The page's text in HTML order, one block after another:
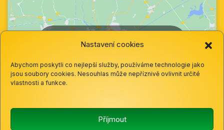
Nastavení cookies
Abychom poskytli co nejlepší služby, používáme technologie jako
jsou soubory cookies. Nesouhlas může nepříznivě ovlivnit určité
vlastnosti a funkce.
Příjmout
cookie a povolte tento obsah